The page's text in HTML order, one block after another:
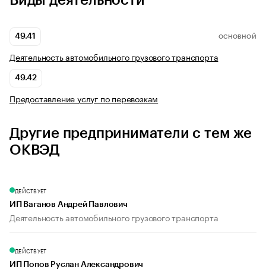
49.41 ОСНОВНОЙ
Деятельность автомобильного грузового транспорта
49.42
Предоставление услуг по перевозкам
Другие предприниматели с тем же
ОКВЭД
ДЕЙСТВУЕТ
ИП Ваганов Андрей Павлович
Деятельность автомобильного грузового транспорта
ДЕЙСТВУЕТ
ИП Попов Руслан Александрович